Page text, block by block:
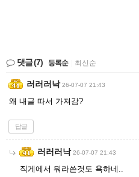
댓글(7) 등록순 최신순
러러러낙 26-07-07 21:43
왜 내글 따서 가져감?
답글
러러러낙 26-07-07 21:43
직게에서 뭐라쓴것도 욕하네..